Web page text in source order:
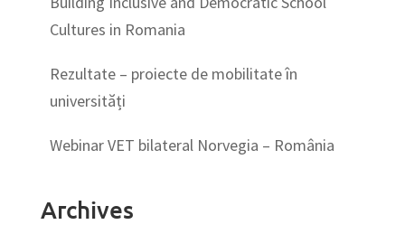
Cultures in Romania
Rezultate – proiecte de mobilitate în
universități
Webinar VET bilateral Norvegia – România
Archives